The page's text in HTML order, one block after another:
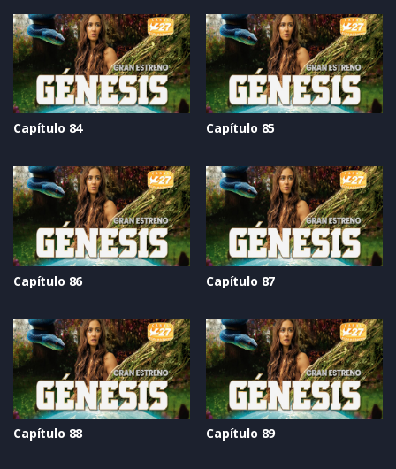
Capítulo 84 Capítulo 85
Capítulo 86 Capítulo 87
Capítulo 88 Capítulo 89